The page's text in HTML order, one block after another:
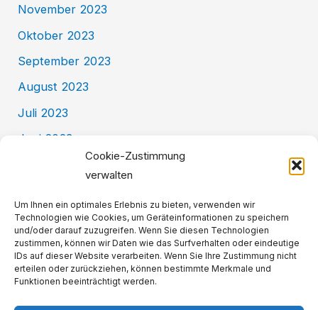
Cookie-Zustimmung
verwalten
Um Ihnen ein optimales Erlebnis zu bieten, verwenden wir
Technologien wie Cookies, um Geräteinformationen zu speichern
und/oder darauf zuzugreifen. Wenn Sie diesen Technologien
zustimmen, können wir Daten wie das Surfverhalten oder eindeutige
IDs auf dieser Website verarbeiten. Wenn Sie Ihre Zustimmung nicht
erteilen oder zurückziehen, können bestimmte Merkmale und
Funktionen beeinträchtigt werden.
November 2023
Oktober 2023
September 2023
August 2023
Juli 2023
Juni 2023
Kategorien
Allgemein
BackKultur